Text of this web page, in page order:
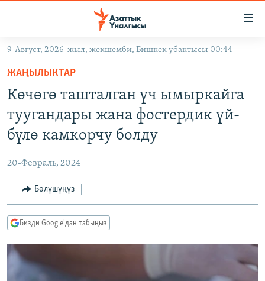
Навигацияга
өтүңүз
Издөөгө
салыңыз
МАДАНИЯТ
УКРАИНА
ТВ ПРОГРАММАЛАР
БҮГҮН АЗАТТЫКТА
ДАНИСТЕ
ЭЖЕ-СИҢДИЛЕР
ПОДКАСТ
Русский
ОНЛАЙН ШЕРИНЕ
9-Август, 2026-жыл, жекшемби, Бишкек убактысы 00:44
ЖАҢЫЛЫКТАР
Көчөгө ташталган үч ымыркайга
туугандары жана фостердик үй-
бүлө камкорчу болду
20-Февраль, 2024
Бөлүшүңүз
Бизди Google'дан табыңыз